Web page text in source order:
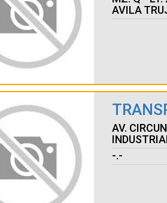
AVILA
AV.
-.-